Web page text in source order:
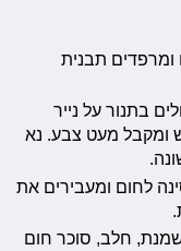
על טורבו ומרפדים תבנית
בתנור על נייר
ומקבל מעט צבע. נא
לחום ומעבירים את
שמנת, חלב, סוכר חום